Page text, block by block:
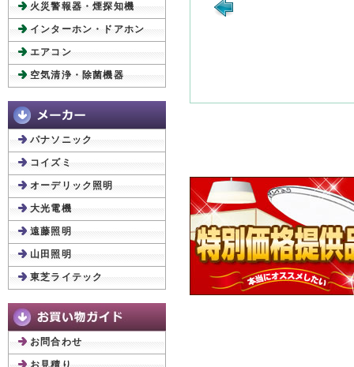
火災警報器・煙探知機
インターホン・ドアホン
エアコン
空気清浄・除菌機器
パナソニック
コイズミ
オーデリック照明
大光電機
遠藤照明
山田照明
東芝ライテック
お問合わせ
お見積り